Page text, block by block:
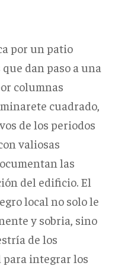
por un patio
dan paso a una
columnas
cuadrado,
de los periodos
valiosas
las
del edificio. El
local no solo le
y sobria, sino
de los
para integrar los